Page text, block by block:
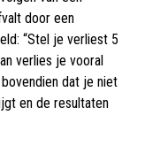
door een
“Stel je verliest 5
verlies je vooral
dat je niet
en de resultaten